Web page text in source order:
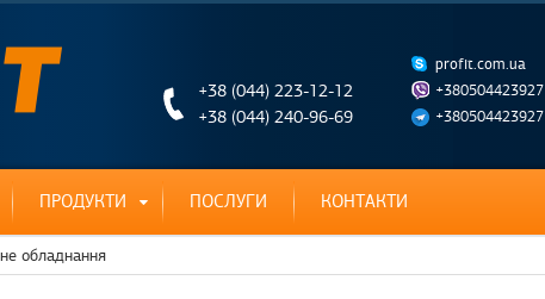
+38 (044) 223-12-12
+38 (044) 240-96-69
profit.com.ua
+380504423927
+380504423927
ПРОДУКТИ ПОСЛУГИ КОНТАКТИ
обладнання